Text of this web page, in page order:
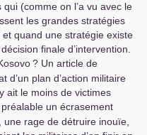
(comme on l’a vu avec le
les grandes stratégies
quand une stratégie existe
finale d’intervention.
? Un article de
d’un plan d’action militaire
ait le moins de victimes
un écrasement
rage de détruire inouïe,